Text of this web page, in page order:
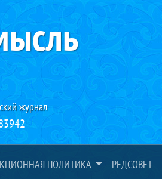
журнал
ПОЛИТИКА РЕДСОВЕТ